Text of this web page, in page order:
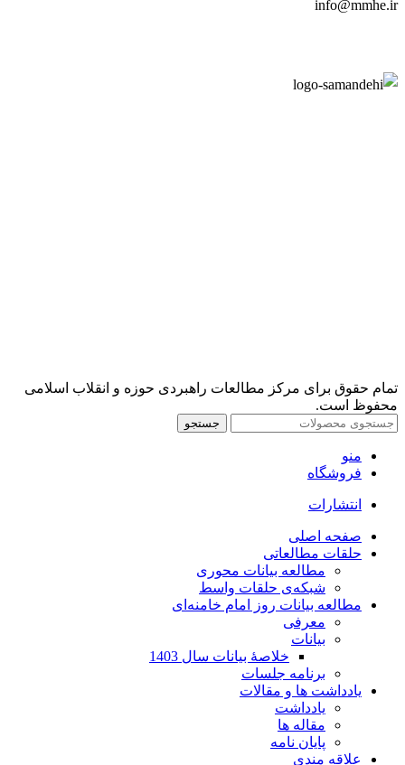
info@mmhe.ir
تمام حقوق برای مرکز مطالعات راهبردی حوزه و انقلاب اسلامی
محفوظ است.
جستجو
منو
فروشگاه
انتشارات
صفحه اصلی
حلقات مطالعاتی
مطالعه بیانات محوری
شبکه‌ی حلقات واسط
مطالعه بیانات روز امام خامنه‌ای
معرفی
بیانات
خلاصۀ بیانات سال 1403
برنامه جلسات
یادداشت ها و مقالات
یادداشت
مقاله ها
پایان نامه
علاقه مندی